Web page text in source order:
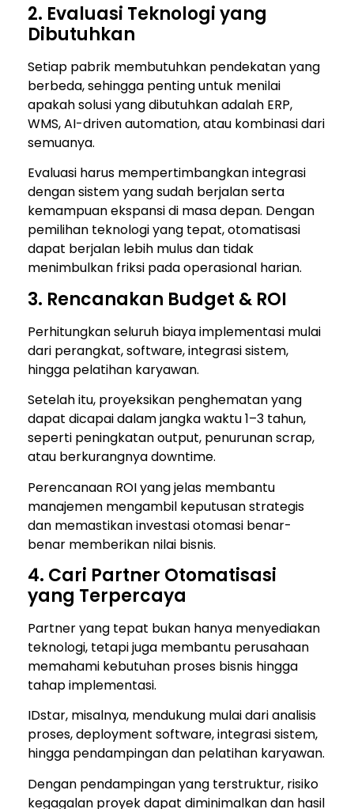
2. Evaluasi Teknologi yang
Dibutuhkan
Setiap pabrik membutuhkan pendekatan yang
berbeda, sehingga penting untuk menilai
apakah solusi yang dibutuhkan adalah ERP,
WMS, AI-driven automation, atau kombinasi dari
semuanya.
Evaluasi harus mempertimbangkan integrasi
dengan sistem yang sudah berjalan serta
kemampuan ekspansi di masa depan. Dengan
pemilihan teknologi yang tepat, otomatisasi
dapat berjalan lebih mulus dan tidak
menimbulkan friksi pada operasional harian.
3. Rencanakan Budget & ROI
Perhitungkan seluruh biaya implementasi mulai
dari perangkat, software, integrasi sistem,
hingga pelatihan karyawan.
Setelah itu, proyeksikan penghematan yang
dapat dicapai dalam jangka waktu 1–3 tahun,
seperti peningkatan output, penurunan scrap,
atau berkurangnya downtime.
Perencanaan ROI yang jelas membantu
manajemen mengambil keputusan strategis
dan memastikan investasi otomasi benar-
benar memberikan nilai bisnis.
4. Cari Partner Otomatisasi
yang Terpercaya
Partner yang tepat bukan hanya menyediakan
teknologi, tetapi juga membantu perusahaan
memahami kebutuhan proses bisnis hingga
tahap implementasi.
IDstar, misalnya, mendukung mulai dari analisis
proses, deployment software, integrasi sistem,
hingga pendampingan dan pelatihan karyawan.
Dengan pendampingan yang terstruktur, risiko
kegagalan proyek dapat diminimalkan dan hasil